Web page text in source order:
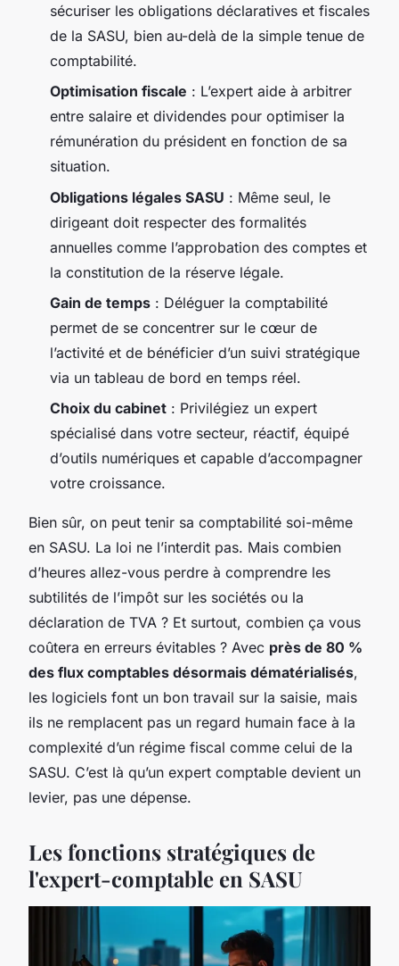
sécuriser les obligations déclaratives et fiscales
de la SASU, bien au-delà de la simple tenue de
comptabilité.
Optimisation fiscale : L’expert aide à arbitrer
entre salaire et dividendes pour optimiser la
rémunération du président en fonction de sa
situation.
Obligations légales SASU : Même seul, le
dirigeant doit respecter des formalités
annuelles comme l’approbation des comptes et
la constitution de la réserve légale.
Gain de temps : Déléguer la comptabilité
permet de se concentrer sur le cœur de
l’activité et de bénéficier d’un suivi stratégique
via un tableau de bord en temps réel.
Choix du cabinet : Privilégiez un expert
spécialisé dans votre secteur, réactif, équipé
d’outils numériques et capable d’accompagner
votre croissance.
Bien sûr, on peut tenir sa comptabilité soi-même
en SASU. La loi ne l’interdit pas. Mais combien
d’heures allez-vous perdre à comprendre les
subtilités de l’impôt sur les sociétés ou la
déclaration de TVA ? Et surtout, combien ça vous
coûtera en erreurs évitables ? Avec près de 80 %
des flux comptables désormais dématérialisés,
les logiciels font un bon travail sur la saisie, mais
ils ne remplacent pas un regard humain face à la
complexité d’un régime fiscal comme celui de la
SASU. C’est là qu’un expert comptable devient un
levier, pas une dépense.
Les fonctions stratégiques de
l'expert-comptable en SASU